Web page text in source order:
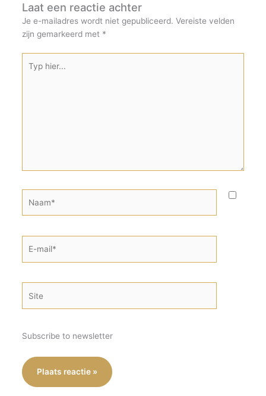
Laat een reactie achter
Je e-mailadres wordt niet gepubliceerd. Vereiste velden
zijn gemarkeerd met *
hier...
mail*
Subscribe to newsletter